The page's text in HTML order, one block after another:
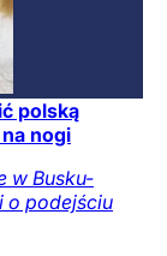
polską
nogi
w Busku-
o podejściu